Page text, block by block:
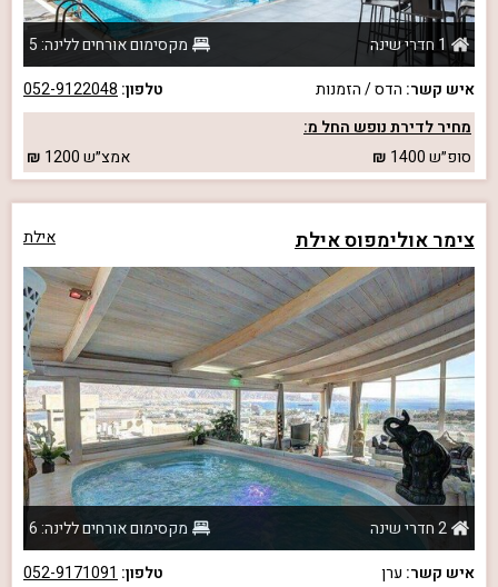
1 חדרי שינה
מקסימום אורחים ללינה: 5
איש קשר: הדס / הזמנות טלפון: 052-9122048
מחיר לדירת נופש החל מ:
סופ״ש1400 אמצ״ש1200
צימר אולימפוס אילת אילת
2 חדרי שינה
מקסימום אורחים ללינה: 6
איש קשר: ערן טלפון: 052-9171091